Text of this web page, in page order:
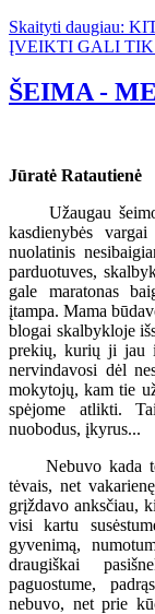
Skaityti daugiau:
ĮVEIKTI GALI TIK
ŠEIMA -
Jūratė Ratautienė
Užaugau
kasdienybės
nuolatinis
parduotuves,
gale maratonas
įtampa. Mama
blogai skalbykloje
prekių, kurių ji jau
nervindavosi dėl
mokytojų, kam tie
spėjome atlikti.
nuobodus, įkyrus...
Nebuvo kada
tėvais, net
grįždavo anksčiau,
visi kartu
gyvenimą,
draugiškai
paguostume,
nebuvo, net prie